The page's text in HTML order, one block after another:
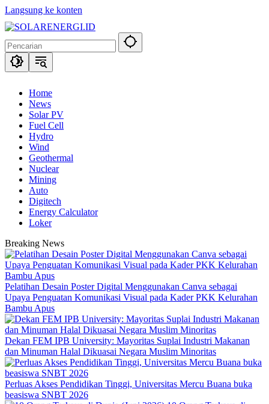
Langsung ke konten
Home
News
Solar PV
Fuel Cell
Hydro
Wind
Geothermal
Nuclear
Mining
Auto
Digitech
Energy Calculator
Loker
Breaking News
Pelatihan Desain Poster Digital Menggunakan Canva sebagai
Upaya Penguatan Komunikasi Visual pada Kader PKK Kelurahan
Bambu Apus
Dekan FEM IPB University: Mayoritas Suplai Industri Makanan
dan Minuman Halal Dikuasai Negara Muslim Minoritas
Perluas Akses Pendidikan Tinggi, Universitas Mercu Buana buka
beasiswa SNBT 2026